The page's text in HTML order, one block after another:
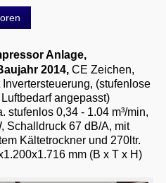
Anlage,
2014, CE Zeichen,
(stufenlose
angepasst)
stufenlos 0,34 - 1.04 m³/min,
Schalldruck 67 dB/A, mit
Kältetrockner und 270ltr.
mm (B x T x H)